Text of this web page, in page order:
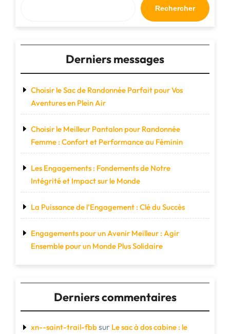
tous
éco-
Rechercher
Derniers messages
Choisir le Sac de Randonnée Parfait pour Vos
Aventures en Plein Air
Choisir le Meilleur Pantalon pour Randonnée
Femme : Confort et Performance au Féminin
Les Engagements : Fondements de Notre
Intégrité et Impact sur le Monde
La Puissance de l’Engagement : Clé du Succès
Engagements pour un Avenir Meilleur : Agir
Ensemble pour un Monde Plus Solidaire
Derniers commentaires
xn--saint-trail-fbbsur Le sac à dos cabine : le